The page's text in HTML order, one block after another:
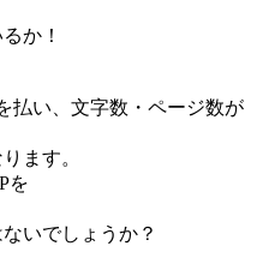
か！
、文字数・ページ数が
ます。
を
いでしょうか？